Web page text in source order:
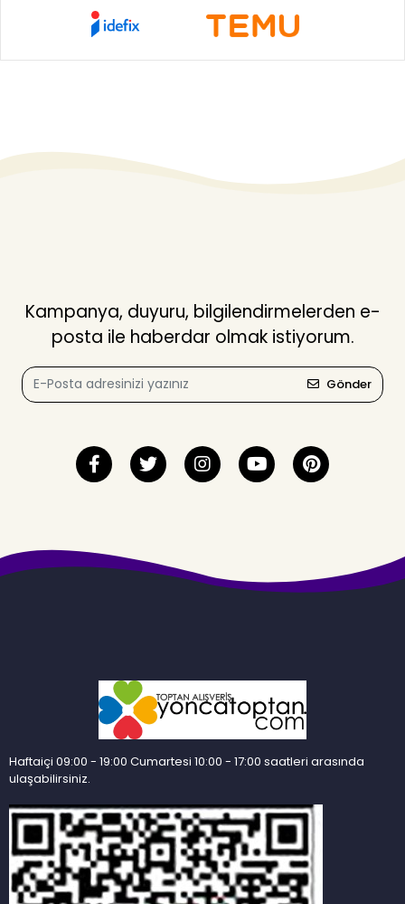
Kampanya, duyuru, bilgilendirmelerden e-
posta ile haberdar olmak istiyorum.
Gönder
Haftaiçi 09:00 - 19:00 Cumartesi 10:00 - 17:00 saatleri arasında
ulaşabilirsiniz.